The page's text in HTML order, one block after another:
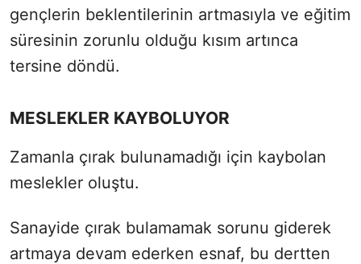
gençlerin beklentilerinin artmasıyla ve eğitim
süresinin zorunlu olduğu kısım artınca
tersine döndü.
MESLEKLER KAYBOLUYOR
Zamanla çırak bulunamadığı için kaybolan
meslekler oluştu.
Sanayide çırak bulamamak sorunu giderek
artmaya devam ederken esnaf, bu dertten